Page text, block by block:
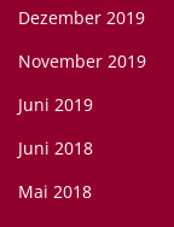
Dezember 2019
November 2019
Juni 2019
Juni 2018
Mai 2018